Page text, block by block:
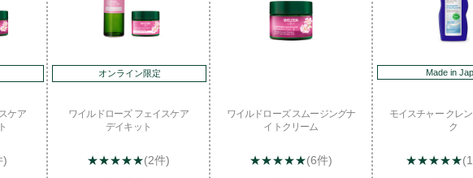
ケア
)
オンライン限定
ワイルドローズ フェイスケア
デイキット
★★★★★(2件)
ワイルドローズ スムージングナ
イトクリーム
★★★★★(6件)
Made in
モイスチャー クレ
ク
★★★★★